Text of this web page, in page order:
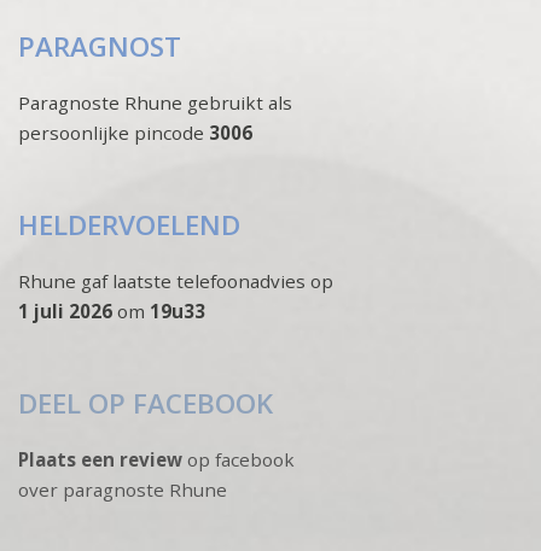
PARAGNOST
Paragnoste Rhune gebruikt als
persoonlijke pincode 3006
HELDERVOELEND
Rhune gaf laatste telefoonadvies op
1 juli 2026 om 19u33
DEEL OP FACEBOOK
Plaats een review op facebook
over paragnoste Rhune